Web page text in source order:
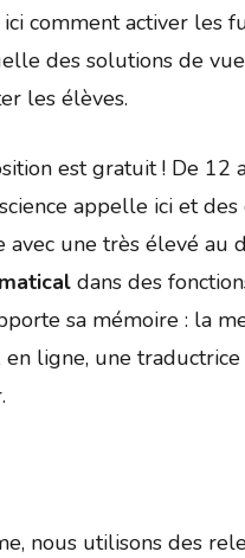
ici comment activer les
des solutions de
les élèves.
est gratuit ! De 12
appelle ici et
avec une très élevé
dans des
sa mémoire : la
en ligne, une
nous utilisons des